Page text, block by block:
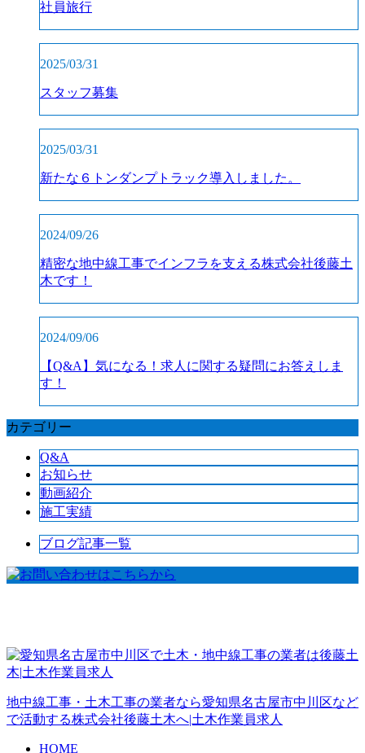
社員旅行
2025/03/31
スタッフ募集
2025/03/31
新たな６トンダンプトラック導入しました。
2024/09/26
精密な地中線工事でインフラを支える株式会社後藤土
木です！
2024/09/06
【Q&A】気になる！求人に関する疑問にお答えしま
す！
カテゴリー
Q&A
お知らせ
動画紹介
施工実績
ブログ記事一覧
地中線工事・土木工事の業者なら愛知県名古屋市中川区など
で活動する株式会社後藤土木へ|土木作業員求人
HOME